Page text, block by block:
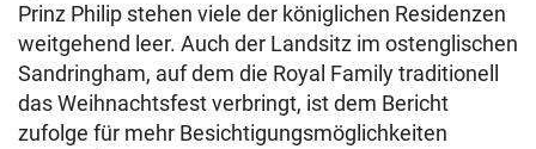
Prinz Philip stehen viele der königlichen Residenzen
weitgehend leer. Auch der Landsitz im ostenglischen
Sandringham, auf dem die Royal Family traditionell
das Weihnachtsfest verbringt, ist dem Bericht
zufolge für mehr Besichtigungsmöglichkeiten